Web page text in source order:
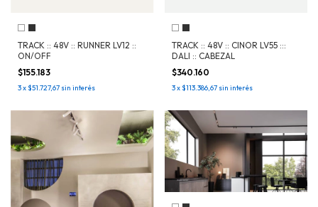
TRACK :: 48V :: RUNNER LV12 ::
ON/OFF
$155.183
3x$51.727,67 sin interés
TRACK :: 48V :: CINOR LV55 :::
DALI :: CABEZAL
$340.160
3x$113.386,67 sin interés